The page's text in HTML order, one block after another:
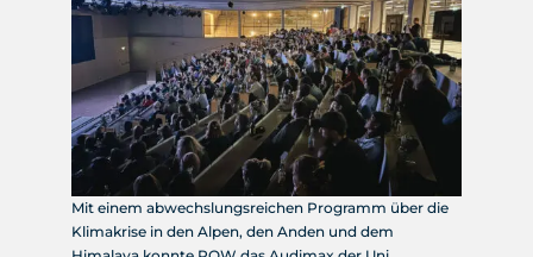
Mit einem abwechslungsreichen Programm über die
Klimakrise in den Alpen, den Anden und dem